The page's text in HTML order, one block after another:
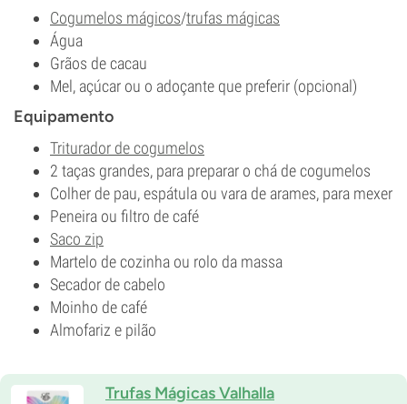
Cogumelos mágicos/trufas mágicas
Água
Grãos de cacau
Mel, açúcar ou o adoçante que preferir (opcional)
Equipamento
Triturador de cogumelos
2 taças grandes, para preparar o chá de cogumelos
Colher de pau, espátula ou vara de arames, para mexer
Peneira ou filtro de café
Saco zip
Martelo de cozinha ou rolo da massa
Secador de cabelo
Moinho de café
Almofariz e pilão
Trufas Mágicas Valhalla